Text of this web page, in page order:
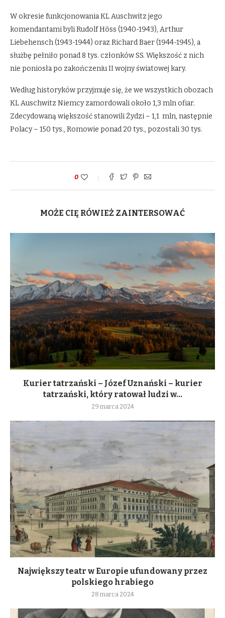
W okresie funkcjonowania KL Auschwitz jego
komendantami byli Rudolf Höss (1940-1943), Arthur
Liebehensch (1943-1944) oraz Richard Baer (1944-1945), a
służbę pełniło ponad 8 tys. członków SS. Większość z nich
nie poniosła po zakończeniu II wojny światowej kary.
Według historyków przyjmuje się, że we wszystkich obozach
KL Auschwitz Niemcy zamordowali około 1,3 mln ofiar.
Zdecydowaną większość stanowili Żydzi – 1,1 mln, następnie
Polacy – 150 tys., Romowie ponad 20 tys., pozostali 30 tys.
0
MOŻE CIĘ RÓWIEŻ ZAINTERSOWAĆ
Kurier tatrzański – Józef Uznański – kurier
tatrzański, który ratował ludzi w...
29 marca 2024
Największy teatr w Europie ufundowany przez
polskiego hrabiego
28 marca 2024